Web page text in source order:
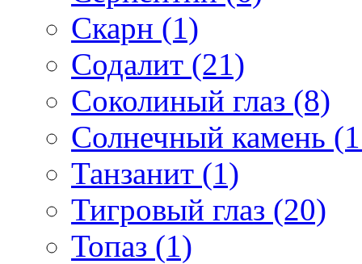
Скарн (1)
Содалит (21)
Соколиный глаз (8)
Солнечный камень
Танзанит (1)
Тигровый глаз (20)
Топаз (1)